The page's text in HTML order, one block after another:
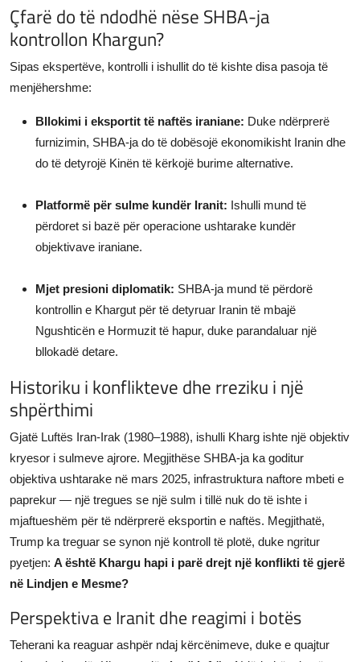
Çfarë do të ndodhë nëse SHBA-ja
kontrollon Khargun?
Sipas ekspertëve, kontrolli i ishullit do të kishte disa pasoja të
menjëhershme:
Bllokimi i eksportit të naftës iraniane: Duke ndërprerë
furnizimin, SHBA-ja do të dobësojë ekonomikisht Iranin dhe
do të detyrojë Kinën të kërkojë burime alternative.
Platformë për sulme kundër Iranit: Ishulli mund të
përdoret si bazë për operacione ushtarake kundër
objektivave iraniane.
Mjet presioni diplomatik: SHBA-ja mund të përdorë
kontrollin e Khargut për të detyruar Iranin të mbajë
Ngushticën e Hormuzit të hapur, duke parandaluar një
bllokadë detare.
Historiku i konflikteve dhe rreziku i një
shpërthimi
Gjatë Luftës Iran-Irak (1980–1988), ishulli Kharg ishte një objektiv
kryesor i sulmeve ajrore. Megjithëse SHBA-ja ka goditur
objektiva ushtarake në mars 2025, infrastruktura naftore mbeti e
paprekur — një tregues se një sulm i tillë nuk do të ishte i
mjaftueshëm për të ndërprerë eksportin e naftës. Megjithatë,
Trump ka treguar se synon një kontroll të plotë, duke ngritur
pyetjen: A është Khargu hapi i parë drejt një konflikti të gjerë
në Lindjen e Mesme?
Perspektiva e Iranit dhe reagimi i botës
Teherani ka reaguar ashpër ndaj kërcënimeve, duke e quajtur